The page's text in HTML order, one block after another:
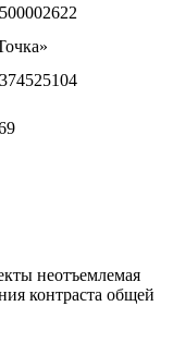
неотъемлемая
контраста общей